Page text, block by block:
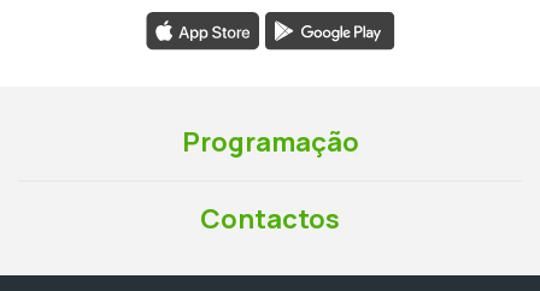
Programação
Contactos